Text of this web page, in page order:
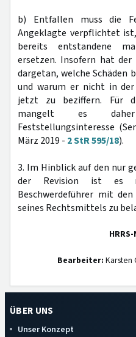
b) Entfallen muss die
Angeklagte verpflichtet
bereits entstandene
ersetzen. Insofern hat der
dargetan, welche Schäden
und warum er nicht in
jetzt zu beziffern. Für
mangelt es
Feststellungsinteresse
März 2019 - 2 StR 595/18).
3. Im Hinblick auf den nur
der Revision ist es
Beschwerdeführer mit
seines Rechtsmittels zu
Bearbeiter: Karsten
ÜBER UNS
Unser Konzept